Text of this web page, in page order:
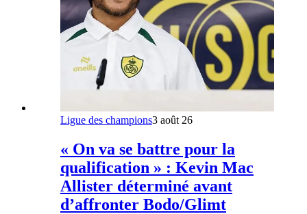
Ligue des champions3 août 26
« On va se battre pour la
qualification » : Kevin Mac
Allister déterminé avant
d’affronter Bodo/Glimt